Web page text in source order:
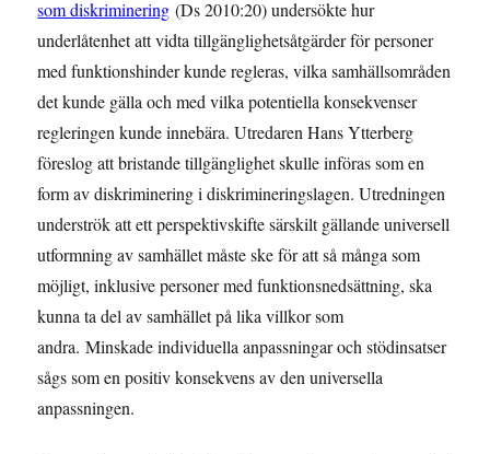
som diskriminering (Ds 2010:20) undersökte hur
underlåtenhet att vidta tillgänglighetsåtgärder för personer
med funktionshinder kunde regleras, vilka samhällsområden
det kunde gälla och med vilka potentiella konsekvenser
regleringen kunde innebära. Utredaren Hans Ytterberg
föreslog att bristande tillgänglighet skulle införas som en
form av diskriminering i diskrimineringslagen. Utredningen
underströk att ett perspektivskifte särskilt gällande universell
utformning av samhället måste ske för att så många som
möjligt, inklusive personer med funktionsnedsättning, ska
kunna ta del av samhället på lika villkor som
andra. Minskade individuella anpassningar och stödinsatser
sågs som en positiv konsekvens av den universella
anpassningen.